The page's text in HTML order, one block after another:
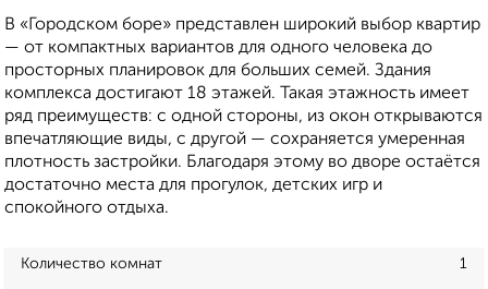
В «Городском боре» представлен широкий выбор квартир
— от компактных вариантов для одного человека до
просторных планировок для больших семей. Здания
комплекса достигают 18 этажей. Такая этажность имеет
ряд преимуществ: с одной стороны, из окон открываются
впечатляющие виды, с другой — сохраняется умеренная
плотность застройки. Благодаря этому во дворе остаётся
достаточно места для прогулок, детских игр и
спокойного отдыха.
Количество комнат 1